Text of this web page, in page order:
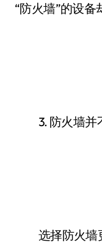
“防火墙”的设备
3. 防火墙并不
选择防火墙